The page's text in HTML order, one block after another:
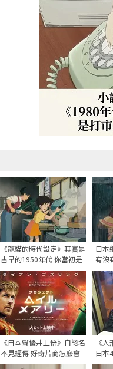
《龍貓的時代設定》其實是
古早的1950年代 你當初是
怎麼察覺到的呢？
日本
有沒
認為
《日本聲優井上悟》自認名
不見經傳 好奇片商怎麼會
找他配好萊塢大片？
《
日本
年前